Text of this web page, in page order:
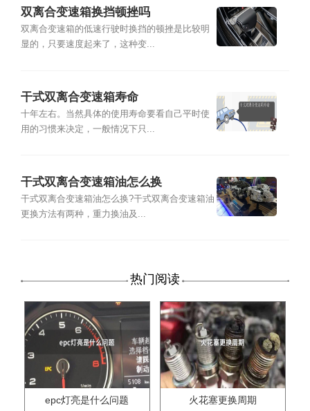
双离合变速箱换挡顿挫吗
双离合变速箱的低速行驶时换挡的顿挫是比较明
显的，只要速度起来了，这种变...
干式双离合变速箱寿命
十年左右。当然具体的使用寿命要看自己平时使
用的习惯来决定，一般情况下只...
干式双离合变速箱油怎么换
干式双离合变速箱油怎么换?干式双离合变速箱油
更换方法有两种，重力换油及...
热门阅读
epc灯亮是什么问题 火花塞更换周期